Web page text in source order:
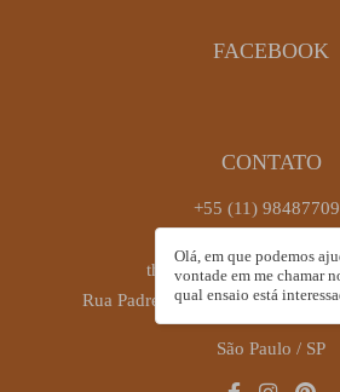
FACEBOOK
CONTATO
+55 (11)
Rua Padre Antônio José dos
São Paulo / SP
Olá, em que podemos
vontade em me chamar
qual ensaio está